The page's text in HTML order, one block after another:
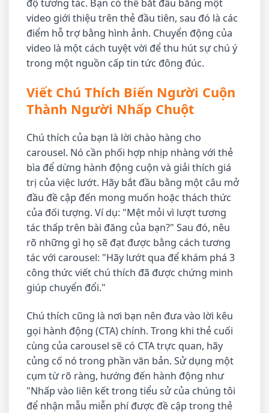
độ tương tác. Bạn có thể bắt đầu bằng một
video giới thiệu trên thẻ đầu tiên, sau đó là các
điểm hỗ trợ bằng hình ảnh. Chuyển động của
video là một cách tuyệt vời để thu hút sự chú ý
trong một nguồn cấp tin tức đông đúc.
Viết Chú Thích Biến Người Cuộn
Thành Người Nhấp Chuột
Chú thích của bạn là lời chào hàng cho
carousel. Nó cần phối hợp nhịp nhàng với thẻ
bìa để dừng hành động cuộn và giải thích giá
trị của việc lướt. Hãy bắt đầu bằng một câu mở
đầu đề cập đến mong muốn hoặc thách thức
của đối tượng. Ví dụ: "Mệt mỏi vì lượt tương
tác thấp trên bài đăng của bạn?" Sau đó, nêu
rõ những gì họ sẽ đạt được bằng cách tương
tác với carousel: "Hãy lướt qua để khám phá 3
công thức viết chú thích đã được chứng minh
giúp chuyển đổi."
Chú thích cũng là nơi bạn nên đưa vào lời kêu
gọi hành động (CTA) chính. Trong khi thẻ cuối
cùng của carousel sẽ có CTA trực quan, hãy
củng cố nó trong phần văn bản. Sử dụng một
cụm từ rõ ràng, hướng đến hành động như
"Nhấp vào liên kết trong tiểu sử của chúng tôi
để nhận mẫu miễn phí được đề cập trong thẻ